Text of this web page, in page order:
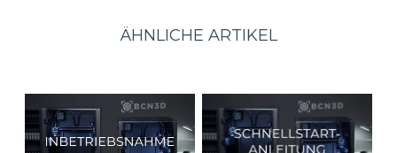
ÄHNLICHE ARTIKEL